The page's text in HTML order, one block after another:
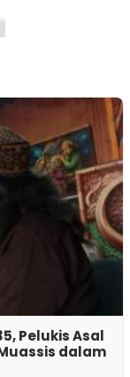
Pelukis Asal
dalam